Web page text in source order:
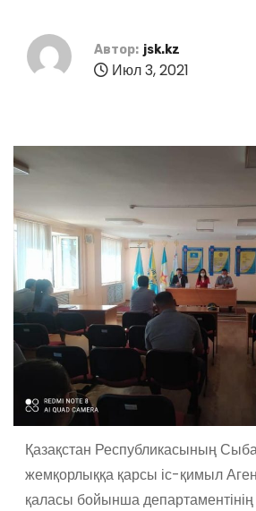
Автор: jsk.kz
Июл 3, 2021
Қазақстан Республикасының
жемқорлыққа қарсы іс-қимыл
қаласы бойынша департаментінің